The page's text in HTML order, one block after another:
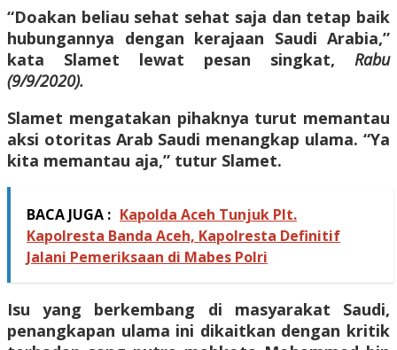
“Doakan beliau sehat sehat saja dan tetap baik
hubungannya dengan kerajaan Saudi Arabia,”
kata Slamet lewat pesan singkat, Rabu
(9/9/2020).
Slamet mengatakan pihaknya turut memantau
aksi otoritas Arab Saudi menangkap ulama. “Ya
kita memantau aja,” tutur Slamet.
BACA JUGA : Kapolda Aceh Tunjuk Plt.
Kapolresta Banda Aceh, Kapolresta Definitif
Jalani Pemeriksaan di Mabes Polri
Isu yang berkembang di masyarakat Saudi,
penangkapan ulama ini dikaitkan dengan kritik